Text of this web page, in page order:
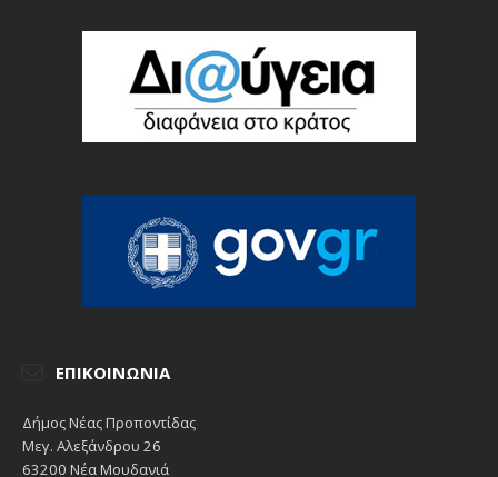
ΕΠΙΚΟΙΝΩΝΊΑ
Δήμος Νέας Προποντίδας
Μεγ. Αλεξάνδρου 26
63200 Νέα Μουδανιά